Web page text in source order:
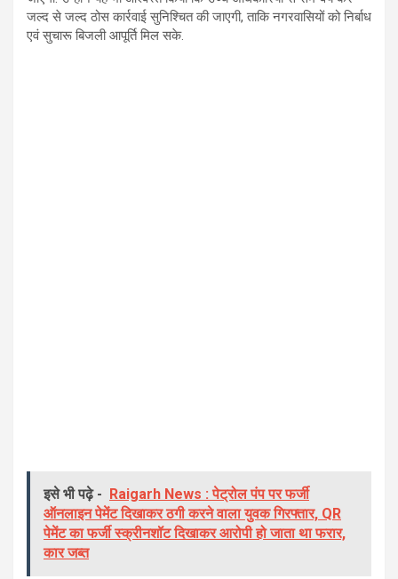
जल्द से जल्द ठोस कार्रवाई सुनिश्चित की जाएगी, ताकि नगरवासियों को निर्बाध
एवं सुचारू बिजली आपूर्ति मिल सके.
इसे भी पढ़े -
Raigarh News : पेट्रोल पंप पर फर्जी
ऑनलाइन पेमेंट दिखाकर ठगी करने वाला युवक गिरफ्तार, QR
पेमेंट का फर्जी स्क्रीनशॉट दिखाकर आरोपी हो जाता था फरार,
कार जब्त